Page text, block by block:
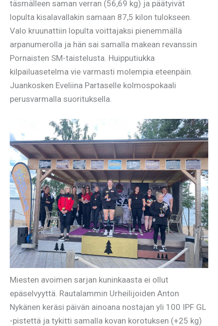
täsmälleen saman verran (56,69 kg) ja päätyivät
lopulta kisalavallakin samaan 87,5 kilon tulokseen.
Valo kruunattiin lopulta voittajaksi pienemmällä
arpanumerolla ja hän sai samalla makean revanssin
Pornaisten SM-taistelusta. Huipputiukka
kilpailuasetelma vie varmasti molempia eteenpäin.
Juankosken Eveliina Partaselle kolmospokaali
perusvarmalla suorituksella.
Miesten avoimen sarjan kuninkaasta ei ollut
epäselvyyttä. Rautalammin Urheilijoiden Anton
Nykänen keräsi päivän ainoana nostajan yli 100 IPF GL
-pistettä ja tykitti samalla kovan korotuksen (+25 kg)